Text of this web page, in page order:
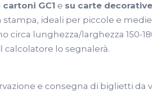
cartoni GC1 e su carte decorative
ideali per piccole e
lunghezza/larghezza 150-
lo segnalerà.
e consegna di biglietti da